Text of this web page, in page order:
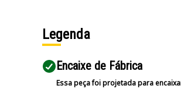
Legenda
Encaixe de Fábrica
Essa peça foi projetada para